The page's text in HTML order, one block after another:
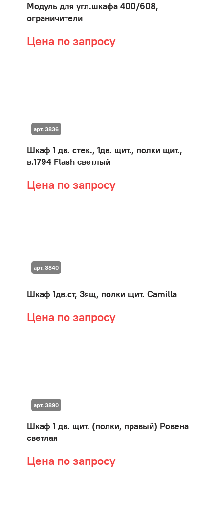
Модуль для угл.шкафа 400/608,
ограничители
Цена по запросу
Шкаф 1 дв. стек., 1дв. щит., полки щит.,
в.1794 Flash светлый
Цена по запросу
арт. 3836
Шкаф 1дв.ст, 3ящ, полки щит. Camilla
Цена по запросу
арт. 3840
Шкаф 1 дв. щит. (полки, правый) Ровена
светлая
Цена по запросу
арт. 3890